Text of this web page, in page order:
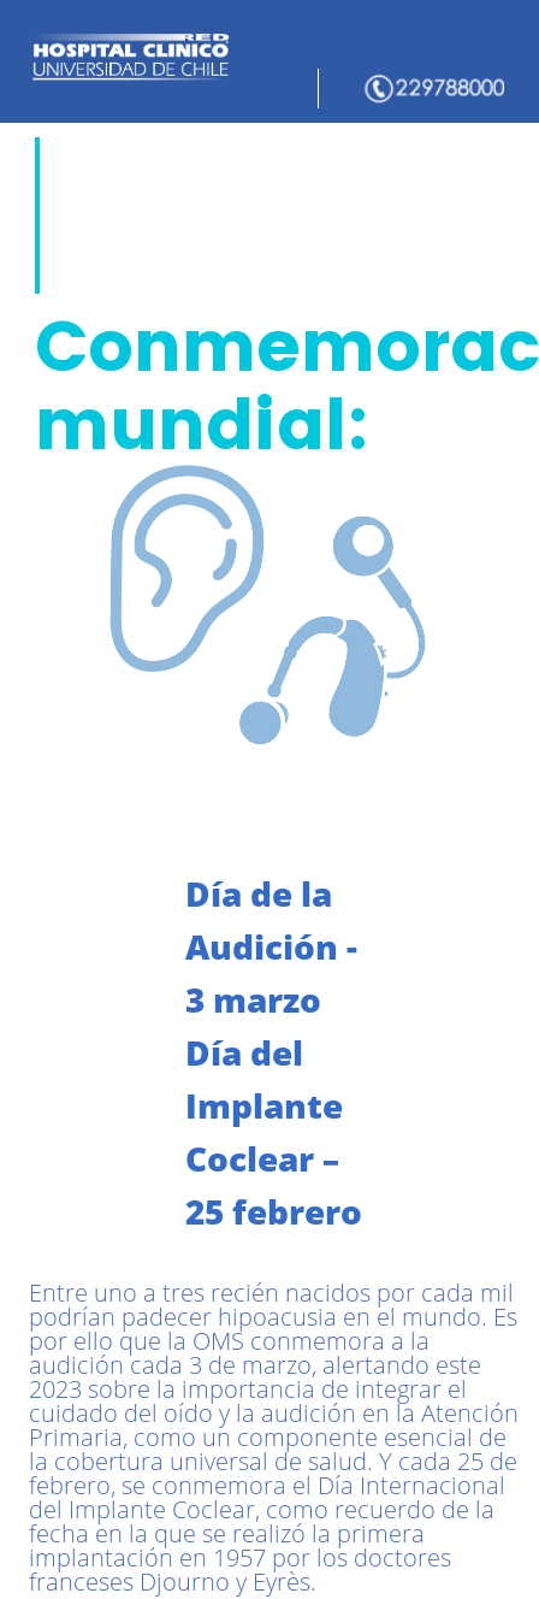
mundial:
Día de la
Audición -
3 marzo
Día del
Implante
Coclear –
25 febrero
Entre uno a tres recién nacidos por cada mil
podrían padecer hipoacusia en el mundo. Es
por ello que la OMS conmemora a la
audición cada 3 de marzo, alertando este
2023 sobre la importancia de integrar el
cuidado del oído y la audición en la Atención
Primaria, como un componente esencial de
la cobertura universal de salud. Y cada 25 de
febrero, se conmemora el Día Internacional
del Implante Coclear, como recuerdo de la
fecha en la que se realizó la primera
implantación en 1957 por los doctores
franceses Djourno y Eyrès.